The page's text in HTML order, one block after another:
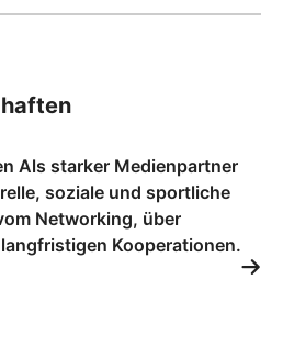
Als starker Medienpartner
soziale und sportliche
Networking, über
Kooperationen.